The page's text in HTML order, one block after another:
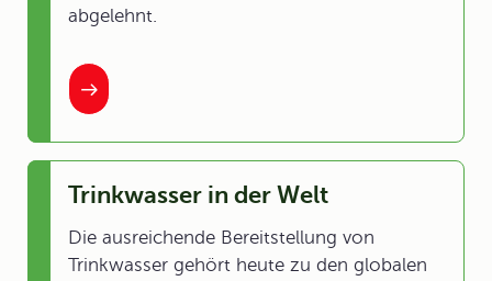
abgelehnt.
Trinkwasser in der Welt
Die ausreichende Bereitstellung von
Trinkwasser gehört heute zu den globalen